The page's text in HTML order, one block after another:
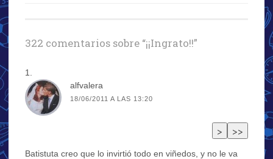
322 comentarios sobre “¡¡Ingrato!!”
alfvalera
18/06/2011 A LAS 13:20
Batistuta creo que lo invirtió todo en viñedos, y no le va